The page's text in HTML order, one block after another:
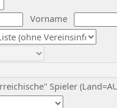
Vorname
Spieler